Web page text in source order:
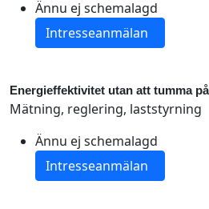
Ännu ej schemalagd
Energieffektivitet utan att tumma
Mätning, reglering, laststyrning
Ännu ej schemalagd